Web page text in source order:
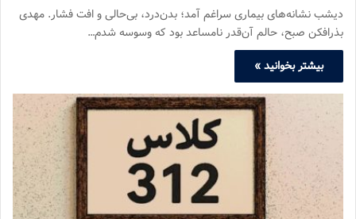
دیشب نشانه‌های بیماری سراغم آمد؛ بدن‌درد، بی‌حالی و افت فشار. مهدی
بذرافکن صبح، حالم آن‌قدر نامساعد بود که وسوسه شدم…
بیشتر بخوانید »